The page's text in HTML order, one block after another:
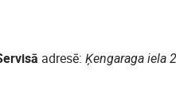
adresē: Ķengaraga iela